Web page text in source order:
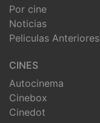
Por cine
Noticias
Peliculas Anteriores
CINES
Autocinema
Cinebox
Cinedot